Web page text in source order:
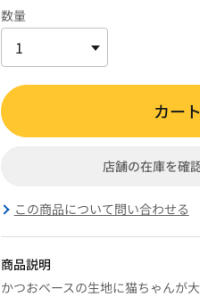
数量
カー
店舗の在庫を確
この商品について問い合わせる
商品説明
かつおベースの生地に猫ちゃんが